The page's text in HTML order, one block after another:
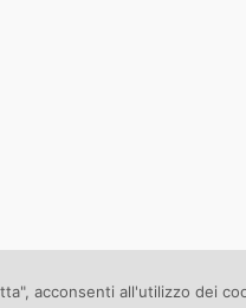
acconsenti all'utilizzo dei